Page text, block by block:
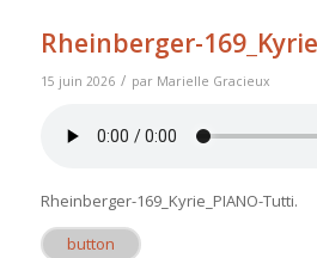
Rheinberger-
15 juin 2026 / par Marielle Gracieux
Rheinberger-169_Kyrie_PIANO-Tutti.
button